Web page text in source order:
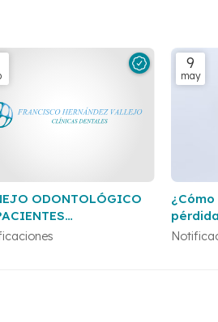
ODONTOLÓGICO
9
may